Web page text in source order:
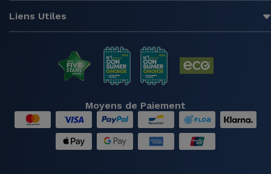
Liens Utiles
Moyens de Paiement